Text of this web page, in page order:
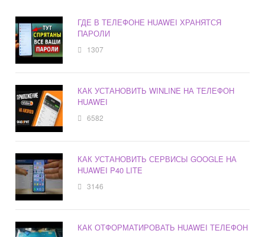
ГДЕ В ТЕЛЕФОНЕ HUAWEI ХРАНЯТСЯ
ПАРОЛИ
1307
КАК УСТАНОВИТЬ WINLINE НА ТЕЛЕФОН
HUAWEI
6582
КАК УСТАНОВИТЬ СЕРВИСЫ GOOGLE НА
HUAWEI P40 LITE
3146
КАК ОТФОРМАТИРОВАТЬ HUAWEI ТЕЛЕФОН